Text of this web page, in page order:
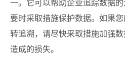
一。它可以帮助企业追踪数据
要时采取措施保护数据。如果
转追溯，请尽快采取措施加强
造成的损失。